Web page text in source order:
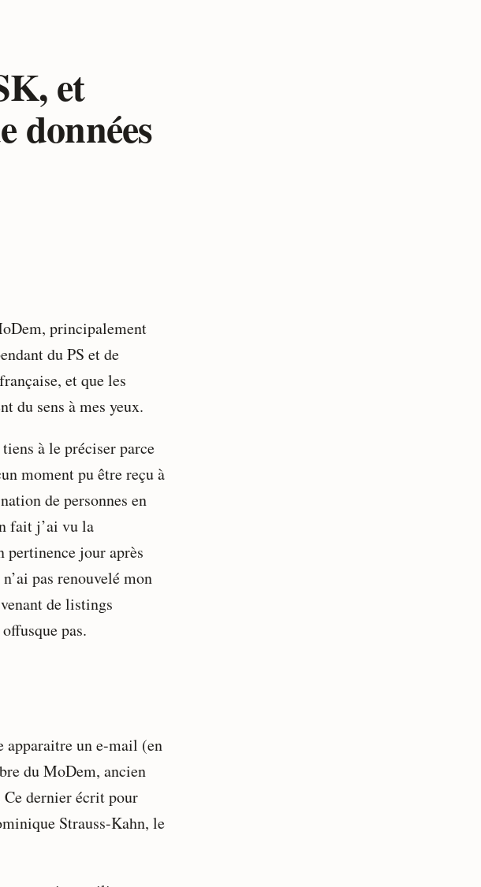
et
données
principalement
du PS et de
et que les
du sens à mes yeux.
à le préciser parce
moment pu être reçu à
de personnes en
fait j’ai vu la
pertinence jour après
pas renouvelé mon
de listings
pas.
apparaitre un e-mail (en
du MoDem, ancien
Ce dernier écrit pour
Strauss-Kahn, le